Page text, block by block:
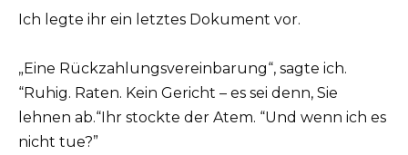
Ich legte ihr ein letztes Dokument vor.
„Eine Rückzahlungsvereinbarung“, sagte ich.
“Ruhig. Raten. Kein Gericht – es sei denn, Sie
lehnen ab.“Ihr stockte der Atem. “Und wenn ich es
nicht tue?”